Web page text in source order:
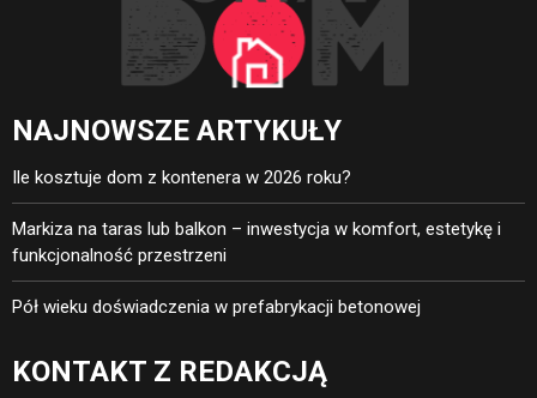
NAJNOWSZE ARTYKUŁY
Ile kosztuje dom z kontenera w 2026 roku?
Markiza na taras lub balkon – inwestycja w komfort, estetykę i
funkcjonalność przestrzeni
Pół wieku doświadczenia w prefabrykacji betonowej
KONTAKT Z REDAKCJĄ